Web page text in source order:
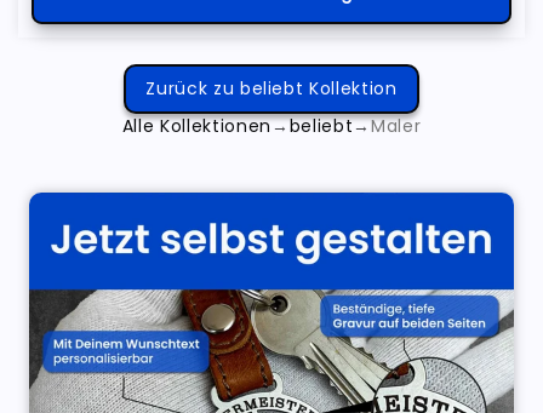
Zurück zu beliebt Kollektion
Alle Kollektionen→beliebt→Maler